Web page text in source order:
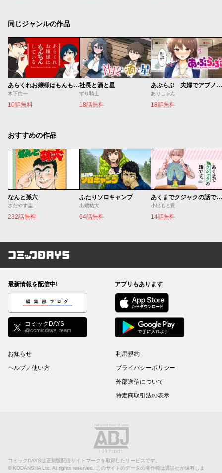
同じジャンルの作品
あらくれお嬢様はもんもんしている
木下由一
10話無料
社長と酒と星
ずり騎士
18話無料
あぶらぶ 夫婦でアブノーマルなラブしませんか？
ありしゃん
18話無料
おすすめの作品
なんと孫六
さだやす圭
232話無料
ふたりソロキャンプ
出端祐大
64話無料
あくまでクジャクの話です。
小出もと貴
14話無料
コミックDAYS
最新情報を配信中!
編集部ブログ
コミックDAYS
@comicdays_team
アプリもあります
お知らせ
ヘルプ／使い方
利用規約
プライバシーポリシー
外部送信について
特定商取引法の表示
コミックDAYSは正規版配信サイトマークを取得したサービスです。
© KODANSHA Ltd. All rights reserved. このサイトのデータの著作権は講談社が保有しま